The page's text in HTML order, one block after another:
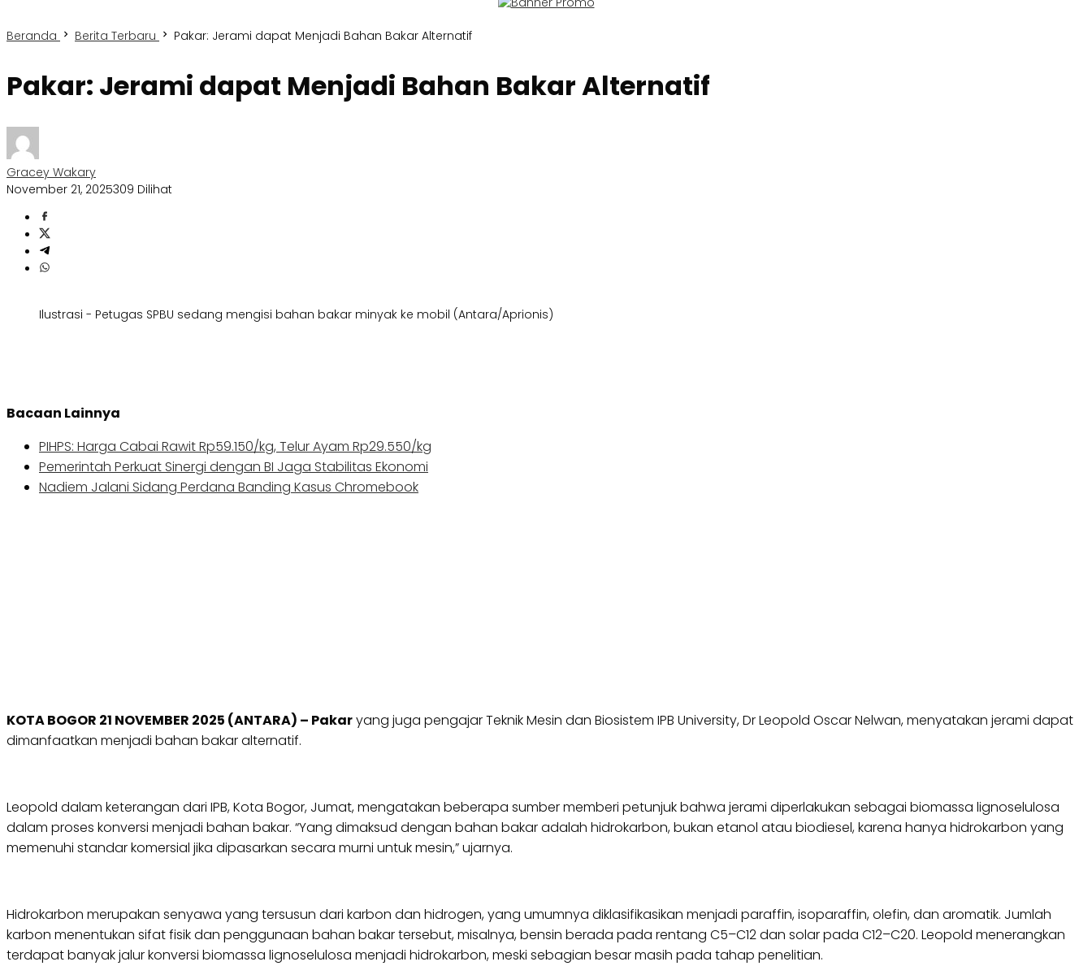
Beranda Berita Terbaru Pakar: Jerami dapat Menjadi Bahan Bakar Alternatif
Pakar: Jerami dapat Menjadi Bahan Bakar Alternatif
Gracey Wakary
November 21, 2025309 Dilihat
Ilustrasi - Petugas SPBU sedang mengisi bahan bakar minyak ke mobil (Antara/Aprionis)
Bacaan Lainnya
PIHPS: Harga Cabai Rawit Rp59.150/kg, Telur Ayam Rp29.550/kg
Pemerintah Perkuat Sinergi dengan BI Jaga Stabilitas Ekonomi
Nadiem Jalani Sidang Perdana Banding Kasus Chromebook
KOTA BOGOR 21 NOVEMBER 2025 (ANTARA) – Pakaryang juga pengajar Teknik Mesin dan Biosistem IPB University, Dr Leopold Oscar Nelwan, menyatakan jerami dapat
dimanfaatkan menjadi bahan bakar alternatif.
Leopold dalam keterangan dari IPB, Kota Bogor, Jumat, mengatakan beberapa sumber memberi petunjuk bahwa jerami diperlakukan sebagai biomassa lignoselulosa
dalam proses konversi menjadi bahan bakar. “Yang dimaksud dengan bahan bakar adalah hidrokarbon, bukan etanol atau biodiesel, karena hanya hidrokarbon yang
memenuhi standar komersial jika dipasarkan secara murni untuk mesin,” ujarnya.
Hidrokarbon merupakan senyawa yang tersusun dari karbon dan hidrogen, yang umumnya diklasifikasikan menjadi paraffin, isoparaffin, olefin, dan aromatik. Jumlah
karbon menentukan sifat fisik dan penggunaan bahan bakar tersebut, misalnya, bensin berada pada rentang C5–C12 dan solar pada C12–C20. Leopold menerangkan
terdapat banyak jalur konversi biomassa lignoselulosa menjadi hidrokarbon, meski sebagian besar masih pada tahap penelitian.